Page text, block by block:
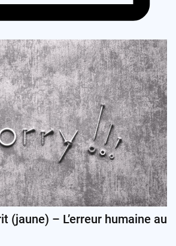
(jaune) – L’erreur humaine au